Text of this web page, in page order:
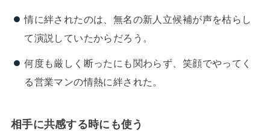
情に絆されたのは、無名の新人立候補が声を枯らし
て演説していたからだろう。
何度も厳しく断ったにも関わらず、笑顔でやってく
る営業マンの情熱に絆された。
相手に共感する時にも使う